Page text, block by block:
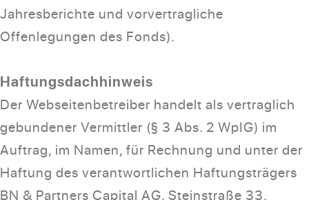
Jahresberichte und vorvertragliche
Offenlegungen des Fonds).
Haftungsdachhinweis
Der Webseitenbetreiber handelt als vertraglich
gebundener Vermittler (§ 3 Abs. 2 WpIG) im
Auftrag, im Namen, für Rechnung und unter der
Haftung des verantwortlichen Haftungsträgers
BN & Partners Capital AG, Steinstraße 33,